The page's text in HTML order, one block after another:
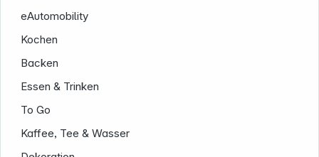
eAutomobility
Kochen
Backen
Essen & Trinken
To Go
Kaffee, Tee & Wasser